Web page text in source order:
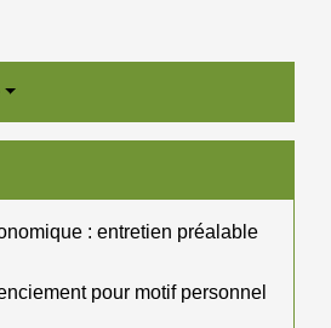
: entretien préalable
pour motif personnel